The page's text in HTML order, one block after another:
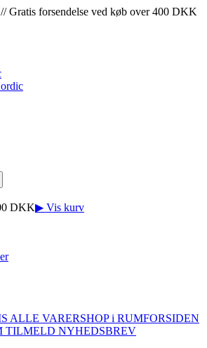
Gratis forsendelse ved køb over 400 DKK
DKK▶ Vis kurv
ALLE VARERSHOP i RUMFORSIDEN
TILMELD NYHEDSBREV